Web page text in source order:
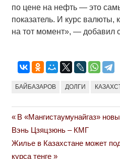
по цене на нефть — это
показатель. И курс валюты,
на тот момент», — добавил
БАЙБАЗАРОВ ДОЛГИ
Навигация
по
Previous
Post:
В «Мангистаумунайгаз»
Вэнь Цзяцзюнь – КМГ
Next
Post:
Жилье в Казахстане может
курса тенге